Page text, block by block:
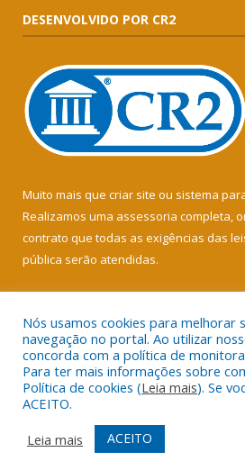
DESENVOLVIDO POR CR2
Muito mais que criar site ou sistema
Realizamos uma assessoria completa,
contrato que todas as exigências das
pública serão atendidas.
Todos os direitos reservados a
Mapa do Site
Acessar Área
Acessar Webmail
Nós usamos cookies para melhorar
navegação no portal. Ao utilizar
concorda com a política de
Para ter mais informações sobre
Política de cookies (Leia mais). Se
ACEITO.
Leia mais
ACEITO